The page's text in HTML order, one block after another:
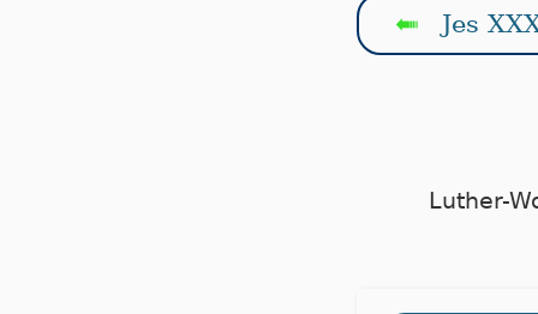
↤ Jes
Luther-